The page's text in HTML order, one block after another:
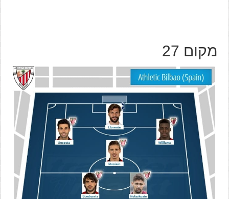
מקום 27